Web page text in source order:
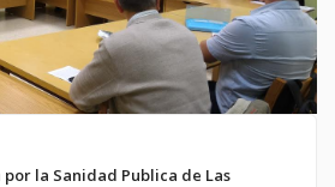
la Sanidad Publica de Las